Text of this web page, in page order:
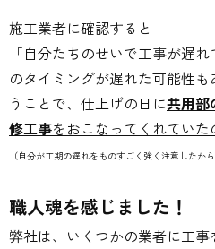
施工業者に確認すると
「自分たちのせいで工事が遅
のタイミングが遅れた可能性
うことで、仕上げの日に共用部
修工事をおこなってくれていた
（自分が工期の遅れをものすごく強く注意したか
職人魂を感じました！
弊社は、いくつかの業者に工